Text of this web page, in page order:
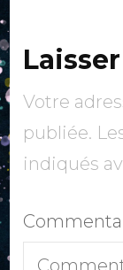
Votre
publiée.
indiqués